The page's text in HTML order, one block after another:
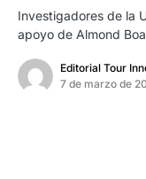
Investigadores de la
apoyo de Almond
Editorial Tour
7 de marzo de